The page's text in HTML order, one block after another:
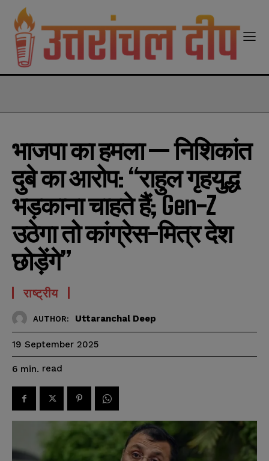
भाजपा का हमला — निशिकांत
दुबे का आरोप: “राहुल गृहयुद्ध
भड़काना चाहते हैं; Gen-Z
उठेगा तो कांग्रेस-मित्र देश
छोड़ेंगे”
राष्ट्रीय
AUTHOR: Uttaranchal Deep
19 September 2025
6 min. read